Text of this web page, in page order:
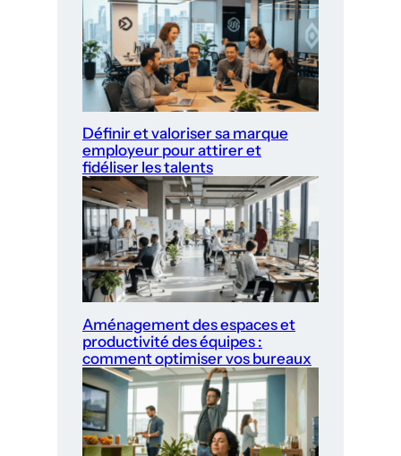
Définir et valoriser sa marque
employeur pour attirer et
fidéliser les talents
Aménagement des espaces et
productivité des équipes :
comment optimiser vos bureaux